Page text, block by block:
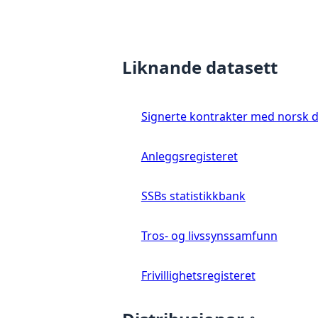
Liknande datasett
Signerte kontrakter med norsk
Anleggsregisteret
SSBs statistikkbank
Tros- og livssynssamfunn
Frivillighetsregisteret